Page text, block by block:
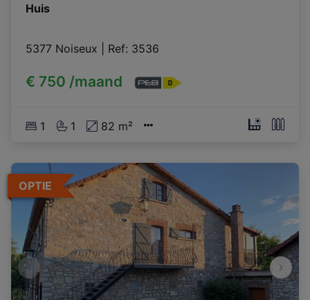
Huis
5377 Noiseux Ref: 3536
€ 750 /maand
1 1 82 m²
OPTIE